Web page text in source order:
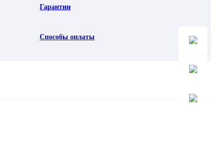
Гарантии
Способы оплаты